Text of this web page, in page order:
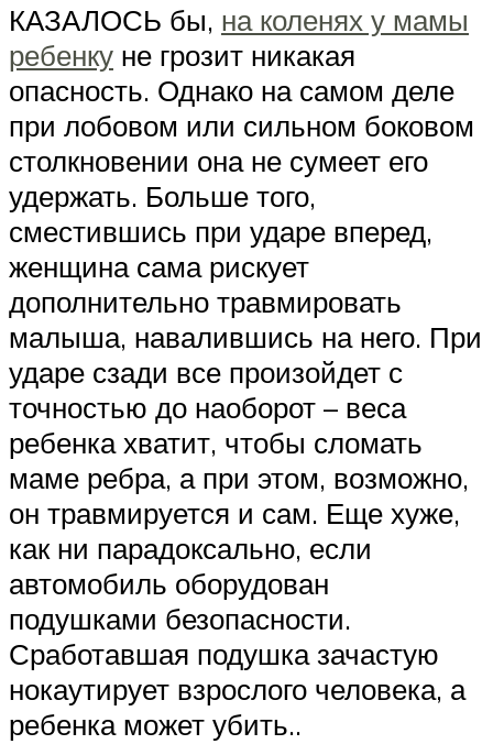
КАЗАЛОСЬ бы, на коленях у мамы
ребенку не грозит никакая
опасность. Однако на самом деле
при лобовом или сильном боковом
столкновении она не сумеет его
удержать. Больше того,
сместившись при ударе вперед,
женщина сама рискует
дополнительно травмировать
малыша, навалившись на него. При
ударе сзади все произойдет с
точностью до наоборот – веса
ребенка хватит, чтобы сломать
маме ребра, а при этом, возможно,
он травмируется и сам. Еще хуже,
как ни парадоксально, если
автомобиль оборудован
подушками безопасности.
Сработавшая подушка зачастую
нокаутирует взрослого человека, а
ребенка может убить..